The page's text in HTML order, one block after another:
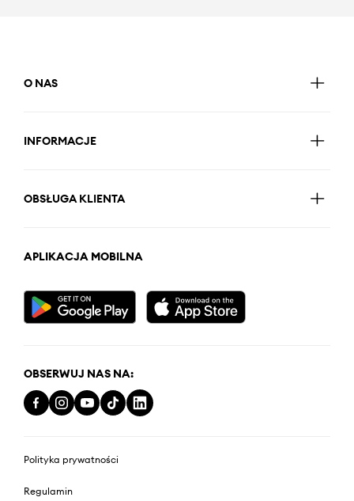
O NAS
INFORMACJE
OBSŁUGA KLIENTA
APLIKACJA MOBILNA
OBSERWUJ NAS NA:
Polityka prywatności
Regulamin